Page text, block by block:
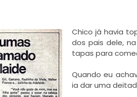
Chico já havia
dos pais dele,
tapas para
Quando eu
ia dar uma